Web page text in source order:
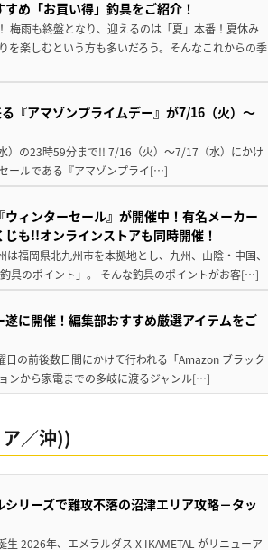
め「お買い得」釣具をご紹介！
梅雨も終盤となり、迎えるのは「夏」本番！夏休み
楽しむという方も多いだろう。そんなこれからの季
『アマゾンプライムデー』が7/16（火）～
）の23時59分まで!! 7/16（火）～7/17（水）にかけ
ールである『アマゾンプライ[…]
ィンターセール』が開催中！有名メーカー
も!!オンラインストアも同時開催！
福岡県北九州市を本拠地とし、九州、山陰・中国、
具のポイント」。 そんな釣具のポイントがお客[…]
に開催！編集部おすすめ厳選アイテムをご
の前後数日間にかけて行われる「Amazon ブラック
ンから家電までの多岐に渡るジャンル[…]
／沖))
リーズで難攻不落の沼津エリア攻略－タッ
2026年、エメラルダス X IKAMETAL がリニューア